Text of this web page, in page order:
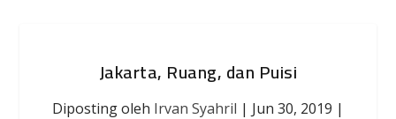
Jakarta, Ruang, dan Puisi
Diposting oleh Irvan Syahril | Jun 30, 2019 |